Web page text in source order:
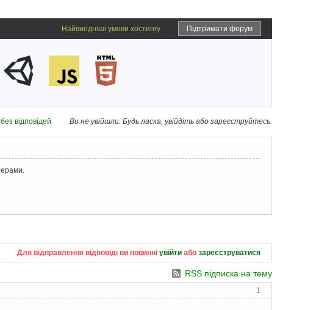
Підтримати форум
Найвигідніші умови хостингу
Ви не увійшли. Будь ласка, увійдіть або зареєструйтесь.
відповідей
Для відправлення відповіді ви повинні увійти або зареєструватися
RSS підписка на тему
1